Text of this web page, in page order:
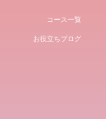
コース一覧
お役立ちブログ